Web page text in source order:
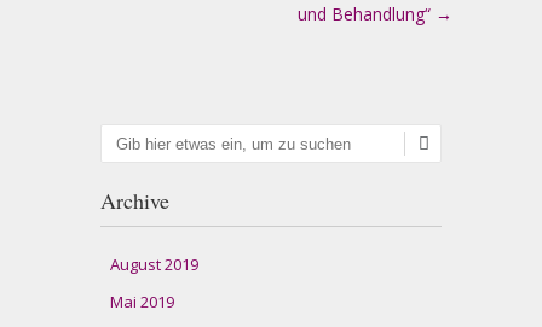
und Behandlung“ →
Suchen
Archive
August 2019
Mai 2019